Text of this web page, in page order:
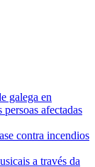
galega en
afectadas
contra incendios
a través da